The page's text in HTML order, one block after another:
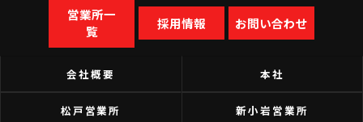
営業所一
覧
採用情報 お問い合わせ
会社概要 本社
松戸営業所 新小岩営業所